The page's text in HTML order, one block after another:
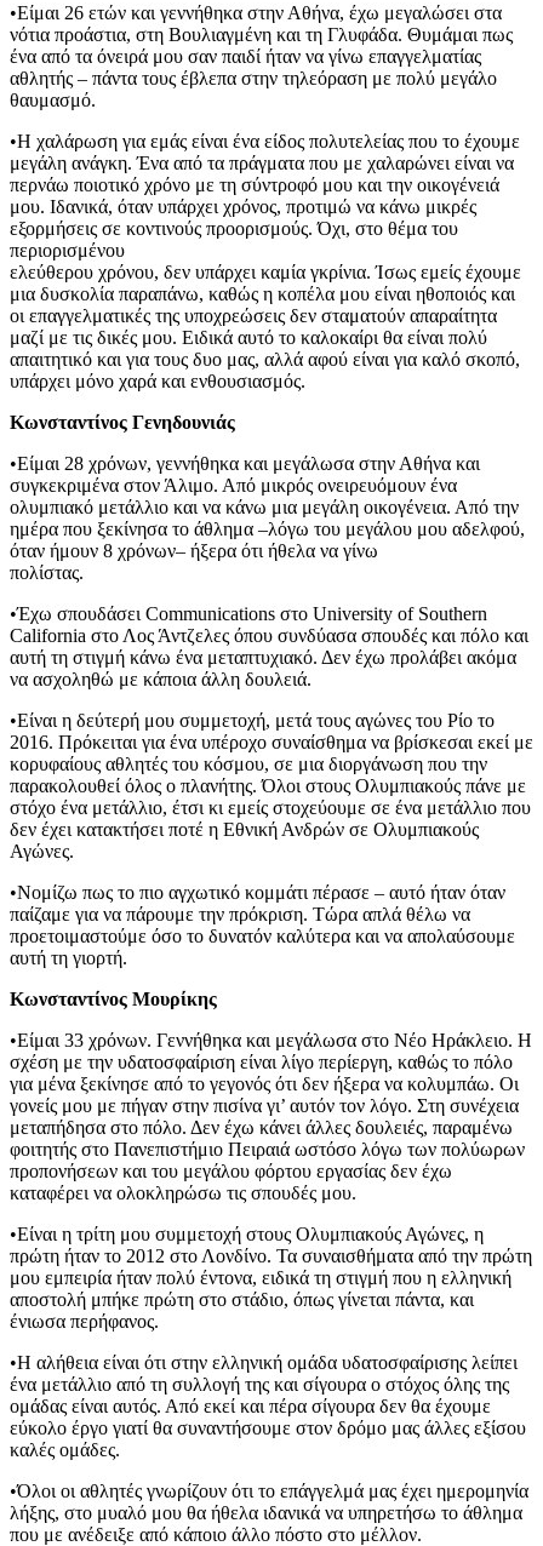
•Είμαι 26 ετών και γεννήθηκα στην Αθήνα, έχω μεγαλώσει στα
νότια προάστια, στη Βουλιαγμένη και τη Γλυφάδα. Θυμάμαι πως
ένα από τα όνειρά μου σαν παιδί ήταν να γίνω επαγγελματίας
αθλητής – πάντα τους έβλεπα στην τηλεόραση με πολύ μεγάλο
θαυμασμό.
•Η χαλάρωση για εμάς είναι ένα είδος πολυτελείας που το έχουμε
μεγάλη ανάγκη. Ένα από τα πράγματα που με χαλαρώνει είναι να
περνάω ποιοτικό χρόνο με τη σύντροφό μου και την οικογένειά
μου. Ιδανικά, όταν υπάρχει χρόνος, προτιμώ να κάνω μικρές
εξορμήσεις σε κοντινούς προορισμούς. Όχι, στο θέμα του
περιορισμένου
ελεύθερου χρόνου, δεν υπάρχει καμία γκρίνια. Ίσως εμείς έχουμε
μια δυσκολία παραπάνω, καθώς η κοπέλα μου είναι ηθοποιός και
οι επαγγελματικές της υποχρεώσεις δεν σταματούν απαραίτητα
μαζί με τις δικές μου. Ειδικά αυτό το καλοκαίρι θα είναι πολύ
απαιτητικό και για τους δυο μας, αλλά αφού είναι για καλό σκοπό,
υπάρχει μόνο χαρά και ενθουσιασμός.
Κωνσταντίνος Γενηδουνιάς
•Είμαι 28 χρόνων, γεννήθηκα και μεγάλωσα στην Αθήνα και
συγκεκριμένα στον Άλιμο. Από μικρός ονειρευόμουν ένα
ολυμπιακό μετάλλιο και να κάνω μια μεγάλη οικογένεια. Από την
ημέρα που ξεκίνησα το άθλημα –λόγω του μεγάλου μου αδελφού,
όταν ήμουν 8 χρόνων– ήξερα ότι ήθελα να γίνω
πολίστας.
•Έχω σπουδάσει Communications στο University of Southern
California στο Λος Άντζελες όπου συνδύασα σπουδές και πόλο και
αυτή τη στιγμή κάνω ένα μεταπτυχιακό. Δεν έχω προλάβει ακόμα
να ασχοληθώ με κάποια άλλη δουλειά.
•Είναι η δεύτερή μου συμμετοχή, μετά τους αγώνες του Ρίο το
2016. Πρόκειται για ένα υπέροχο συναίσθημα να βρίσκεσαι εκεί με
κορυφαίους αθλητές του κόσμου, σε μια διοργάνωση που την
παρακολουθεί όλος ο πλανήτης. Όλοι στους Ολυμπιακούς πάνε με
στόχο ένα μετάλλιο, έτσι κι εμείς στοχεύουμε σε ένα μετάλλιο που
δεν έχει κατακτήσει ποτέ η Εθνική Ανδρών σε Ολυμπιακούς
Αγώνες.
•Νομίζω πως το πιο αγχωτικό κομμάτι πέρασε – αυτό ήταν όταν
παίζαμε για να πάρουμε την πρόκριση. Τώρα απλά θέλω να
προετοιμαστούμε όσο το δυνατόν καλύτερα και να απολαύσουμε
αυτή τη γιορτή.
Κωνσταντίνος Μουρίκης
•Είμαι 33 χρόνων. Γεννήθηκα και μεγάλωσα στο Νέο Ηράκλειο. Η
σχέση με την υδατοσφαίριση είναι λίγο περίεργη, καθώς το πόλο
για μένα ξεκίνησε από το γεγονός ότι δεν ήξερα να κολυμπάω. Οι
γονείς μου με πήγαν στην πισίνα γι’ αυτόν τον λόγο. Στη συνέχεια
μεταπήδησα στο πόλο. Δεν έχω κάνει άλλες δουλειές, παραμένω
φοιτητής στο Πανεπιστήμιο Πειραιά ωστόσο λόγω των πολύωρων
προπονήσεων και του μεγάλου φόρτου εργασίας δεν έχω
καταφέρει να ολοκληρώσω τις σπουδές μου.
•Είναι η τρίτη μου συμμετοχή στους Ολυμπιακούς Αγώνες, η
πρώτη ήταν το 2012 στο Λονδίνο. Τα συναισθήματα από την πρώτη
μου εμπειρία ήταν πολύ έντονα, ειδικά τη στιγμή που η ελληνική
αποστολή μπήκε πρώτη στο στάδιο, όπως γίνεται πάντα, και
ένιωσα περήφανος.
•Η αλήθεια είναι ότι στην ελληνική ομάδα υδατοσφαίρισης λείπει
ένα μετάλλιο από τη συλλογή της και σίγουρα ο στόχος όλης της
ομάδας είναι αυτός. Από εκεί και πέρα σίγουρα δεν θα έχουμε
εύκολο έργο γιατί θα συναντήσουμε στον δρόμο μας άλλες εξίσου
καλές ομάδες.
•Όλοι οι αθλητές γνωρίζουν ότι το επάγγελμά μας έχει ημερομηνία
λήξης, στο μυαλό μου θα ήθελα ιδανικά να υπηρετήσω το άθλημα
που με ανέδειξε από κάποιο άλλο πόστο στο μέλλον.